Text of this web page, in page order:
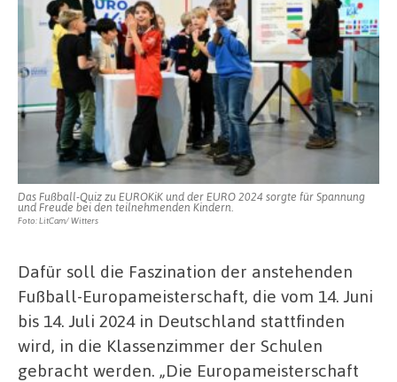
Das Fußball-Quiz zu EUROKiK und der EURO 2024 sorgte für Spannung
und Freude bei den teilnehmenden Kindern.
Foto: LitCam/ Witters
Dafür soll die Faszination der anstehenden
Fußball-Europameisterschaft, die vom 14. Juni
bis 14. Juli 2024 in Deutschland stattfinden
wird, in die Klassenzimmer der Schulen
gebracht werden. „Die Europameisterschaft